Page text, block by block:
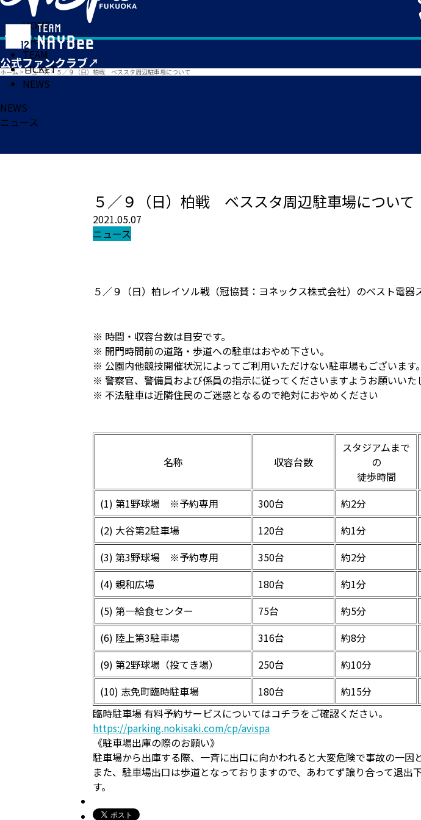
HOME
MATCH
TEAM
TICKET
NEWS
ホーム > ニュース> ５／９（日）柏戦 ベススタ周辺駐車場について
NEWS
ニュース
５／９（日）柏戦 ベススタ周辺駐車場について
2021.05.07
ニュース
５／９（日）柏レイソル戦（冠協賛：ヨネックス株式会社）のベスト電器
※ 時間・収容台数は目安です。
※ 開門時間前の道路・歩道への駐車はおやめ下さい。
※ 公園内他競技開催状況によってご利用いただけない駐車場もございます。
※ 警察官、警備員および係員の指示に従ってくださいますようお願いいた
※ 不法駐車は近隣住民のご迷惑となるので絶対におやめください
名称 収容台数
スタジアムまで
の
徒歩時間
(1) 第1野球場 ※予約専用 300台 約2分
(2) 大谷第2駐車場 120台 約1分
(3) 第3野球場 ※予約専用
350台 約2分
(4) 親和広場
180台 約1分
(5) 第一給食センター
75台 約5分
(6) 陸上第3駐車場
316台 約8分
(9) 第2野球場（投てき場）
250台 約10分
(10) 志免町臨時駐車場
180台 約15分
臨時駐車場 有料予約サービスについてはコチラをご確認ください。
https://parking.nokisaki.com/cp/avispa
《駐車場出庫の際のお願い》
駐車場から出庫する際、一斉に出口に向かわれると大変危険で事故の一因
また、駐車場出口は歩道となっておりますので、あわてず譲り合って退
す。